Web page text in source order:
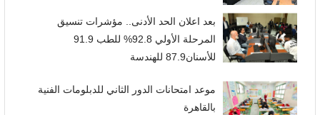
بعد اعلان الحد الأدنى.. مؤشرات تنسيق
المرحلة الأولي 92.8% للطب 91.9
للأسنان87.9 للهندسة
موعد امتحانات الدور الثاني للدبلومات الفنية
بالقاهرة